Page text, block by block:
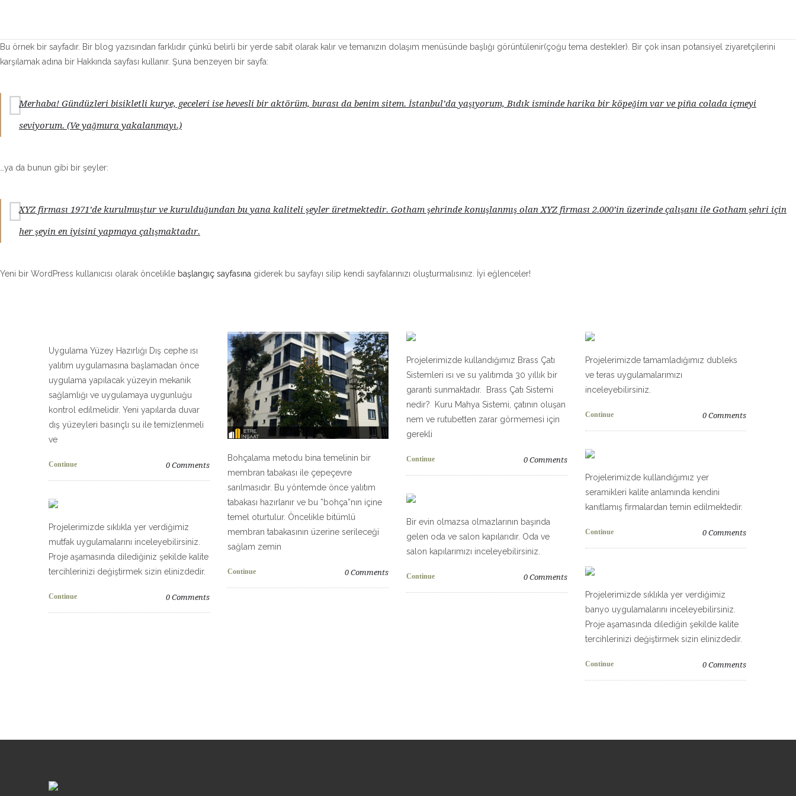
Bu örnek bir sayfadır. Bir blog yazısından farklıdır çünkü belirli bir yerde sabit olarak kalır ve temanızın dolaşım menüsünde başlığı görüntülenir(çoğu tema destekler). Bir çok insan potansiyel ziyaretçilerini
karşılamak adına bir Hakkında sayfası kullanır. Şuna benzeyen bir sayfa:
Merhaba! Gündüzleri bisikletli kurye, geceleri ise hevesli bir aktörüm, burası da benim sitem. İstanbul’da yaşıyorum, Bıdık isminde harika bir köpeğim var ve piña colada içmeyi
seviyorum. (Ve yağmura yakalanmayı.)
…ya da bunun gibi bir şeyler:
XYZ firması 1971’de kurulmuştur ve kurulduğundan bu yana kaliteli şeyler üretmektedir. Gotham şehrinde konuşlanmış olan XYZ firması 2.000’in üzerinde çalışanı ile Gotham şehri için
her şeyin en iyisini yapmaya çalışmaktadır.
Yeni bir WordPress kullanıcısı olarak öncelikle başlangıç sayfasına giderek bu sayfayı silip kendi sayfalarınızı oluşturmalısınız. İyi eğlenceler!
Uygulama Yüzey Hazırlığı Dış cephe ısı
yalıtım uygulamasına başlamadan önce
uygulama yapılacak yüzeyin mekanik
sağlamlığı ve uygulamaya uygunluğu
kontrol edilmelidir. Yeni yapılarda duvar
dış yüzeyleri basınçlı su ile temizlenmeli
ve
Continue 0 Comments
Bohçalama metodu bina temelinin bir
membran tabakası ile çepeçevre
sarılmasıdır. Bu yöntemde önce yalıtım
tabakası hazırlanır ve bu ”bohça”nın içine
temel oturtulur. Öncelikle bitümlü
membran tabakasının üzerine serileceği
sağlam zemin
Continue 0 Comments
Projelerimizde kullandığımız Brass Çatı
Sistemleri ısı ve su yalıtımda 30 yıllık bir
garanti sunmaktadır. Brass Çatı Sistemi
nedir? Kuru Mahya Sistemi, çatının oluşan
nem ve rutubetten zarar görmemesi için
gerekli
Continue 0 Comments
Projelerimizde tamamladığımız dubleks
ve teras uygulamalarımızı
inceleyebilirsiniz.
Continue 0 Comments
Projelerimizde kullandığımız yer
seramikleri kalite anlamında kendini
kanıtlamış firmalardan temin edilmektedir.
Continue 0 Comments
Bir evin olmazsa olmazlarının başında
gelen oda ve salon kapılarıdır. Oda ve
salon kapılarımızı inceleyebilirsiniz.
Continue 0 Comments
Projelerimizde sıklıkla yer verdiğimiz
mutfak uygulamalarını inceleyebilirsiniz.
Proje aşamasında dilediğiniz şekilde kalite
tercihlerinizi değiştirmek sizin elinizdedir.
Continue 0 Comments
Projelerimizde sıklıkla yer verdiğimiz
banyo uygulamalarını inceleyebilirsiniz.
Proje aşamasında dilediğin şekilde kalite
tercihlerinizi değiştirmek sizin elinizdedir.
Continue 0 Comments